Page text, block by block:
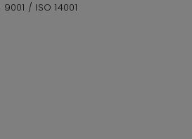
9001 / ISO 14001